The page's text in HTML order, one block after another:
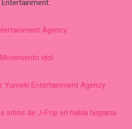
Agency
idol
Yumeki Entertainment Agency
sitios de J-Pop en habla hispana